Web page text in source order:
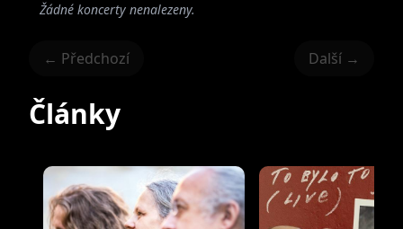
Žádné koncerty nenalezeny.
← Předchozí Další →
Články